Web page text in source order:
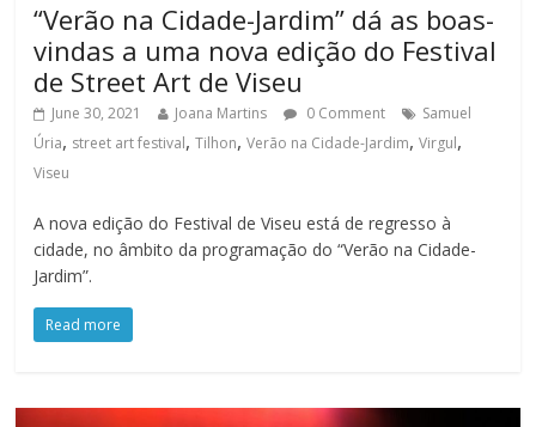
“Verão na Cidade-Jardim” dá as boas-
vindas a uma nova edição do Festival
de Street Art de Viseu
June 30, 2021 Joana Martins 0 Comment
Samuel
Úria, street art festival,Tilhon,Verão na Cidade-Jardim,Virgul,
Viseu
A nova edição do Festival de Viseu está de regresso à
cidade, no âmbito da programação do “Verão na Cidade-
Jardim”.
Read more